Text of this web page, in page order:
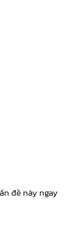
đề này ngay